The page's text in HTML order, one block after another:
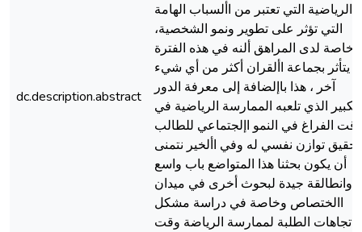
dc.description.abstract
الرياضية التي تعتبر من األسباب الهامة
التي تؤثر على تطوير ونمو الشخصية،
خاصة لدى المراهق ألنه في هذه الفترة
يتأثر بجماعة األقران أكثر من أي شيء
آخر ، هذا باإلضافة إلى معرفة الدور
الكبير الذي تلعبه الممارسة الرياضية في
وقت الفراغ في النمو اإلجتماعي للطالب
توازن نفسي له وفي األخير نتمنى
أن يكون بحثنا هذا المتواضع باب واسع
وانطالقة جيدة لبحوث أخرى في ميدان
االختصاص وخاصة في دراسة مشكل
اتجاهات الطلبة لممارسة الرياضة وقت